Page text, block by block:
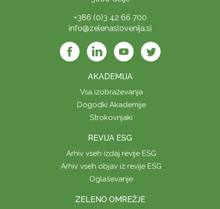
+386 (0)3 42 66 700
info@zelenaslovenija.si
AKADEMIJA
Vsa izobraževanja
Dogodki Akademije
Strokovnjaki
REVIJA ESG
Arhiv vseh izdaj revije ESG
Arhiv vseh objav iz revije ESG
Oglaševanje
ZELENO OMREŽJE